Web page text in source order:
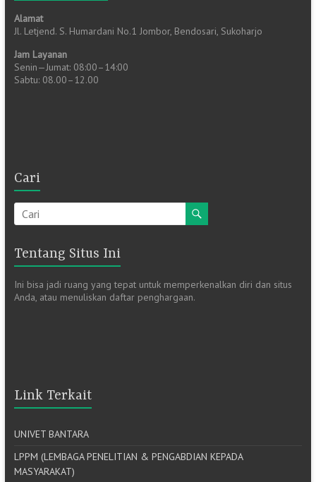
Alamat
Jl. Letjend. S. Humardani No.1 Jombor, Bendosari, Sukoharjo
Jam Layanan
Senin—Jumat: 08:00–14:00
Sabtu: 08.00–12.00
Cari
Tentang Situs Ini
Ini bisa jadi ruang yang tepat untuk memperkenalkan diri dan situs
Anda, atau menuliskan daftar penghargaan.
Link Terkait
UNIVET BANTARA
LPPM (LEMBAGA PENELITIAN & PENGABDIAN KEPADA
MASYARAKAT)